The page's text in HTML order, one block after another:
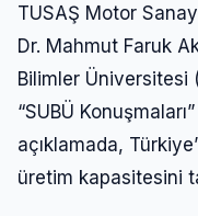
TUSAŞ Motor
Dr. Mahmut Faruk
Bilimler Üniversitesi
“SUBÜ
açıklamada,
üretim kapasitesini